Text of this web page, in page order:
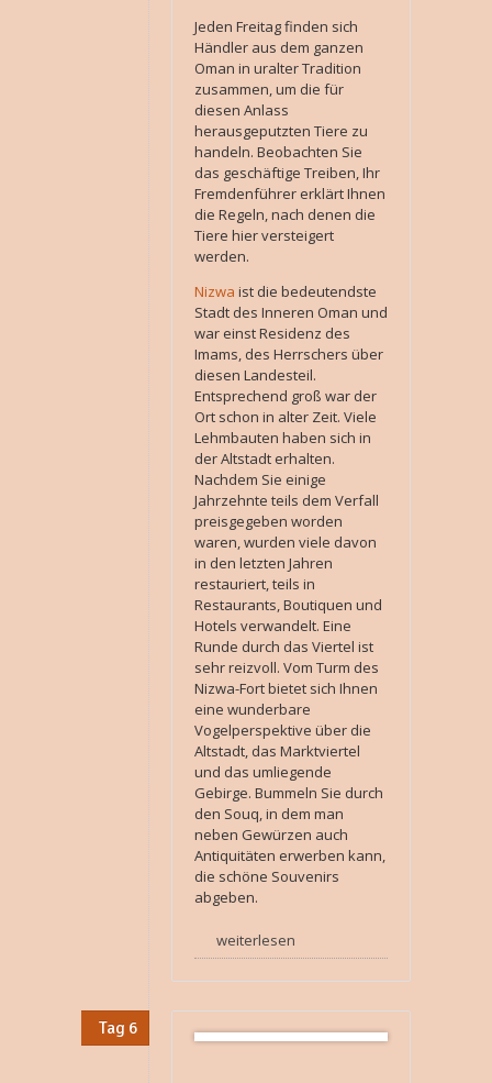
Jeden Freitag finden sich
Händler aus dem ganzen
Oman in uralter Tradition
zusammen, um die für
diesen Anlass
herausgeputzten Tiere zu
handeln. Beobachten Sie
das geschäftige Treiben, Ihr
Fremdenführer erklärt Ihnen
die Regeln, nach denen die
Tiere hier versteigert
werden.
Nizwa ist die bedeutendste
Stadt des Inneren Oman und
war einst Residenz des
Imams, des Herrschers über
diesen Landesteil.
Entsprechend groß war der
Ort schon in alter Zeit. Viele
Lehmbauten haben sich in
der Altstadt erhalten.
Nachdem Sie einige
Jahrzehnte teils dem Verfall
preisgegeben worden
waren, wurden viele davon
in den letzten Jahren
restauriert, teils in
Restaurants, Boutiquen und
Hotels verwandelt. Eine
Runde durch das Viertel ist
sehr reizvoll. Vom Turm des
Nizwa-Fort bietet sich Ihnen
eine wunderbare
Vogelperspektive über die
Altstadt, das Marktviertel
und das umliegende
Gebirge. Bummeln Sie durch
den Souq, in dem man
neben Gewürzen auch
Antiquitäten erwerben kann,
die schöne Souvenirs
abgeben.
weiterlesen
Tag 6